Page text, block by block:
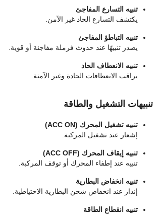
تنبيه التسارع المفاجئ
يكتشف التسارع الحاد غير الآمن.
تنبيه التباطؤ المفاجئ
يصدر تنبيهًا عند حدوث فرملة مفاجئة أو قوية.
تنبيه الانعطاف الحاد
يراقب الانعطافات الحادة وغير الآمنة.
تنبيهات التشغيل والطاقة
تنبيه تشغيل المحرك (ACC ON)
إشعار عند تشغيل المركبة.
تنبيه إيقاف المحرك (ACC OFF)
تنبيه عند إطفاء المحرك أو توقف المركبة.
تنبيه انخفاض البطارية
إنذار عند انخفاض شحن البطارية الاحتياطية.
تنبيه انقطاع الطاقة